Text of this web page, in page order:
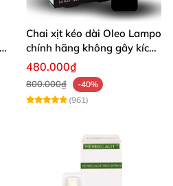
Chai xịt kéo dài Oleo Lampo
chính hãng không gây kích
ứng da
480.000₫
800.000₫
-40%
(961)